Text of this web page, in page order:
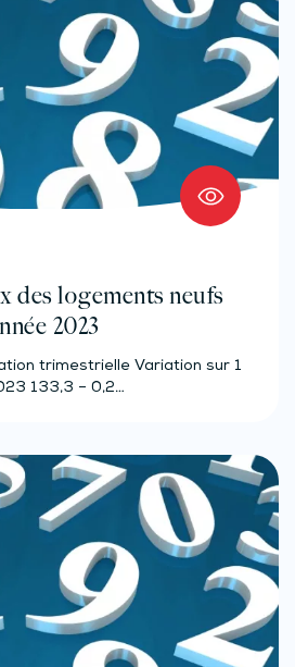
des logements neufs
2023
trimestrielle Variation sur 1
133,3 – 0,2…